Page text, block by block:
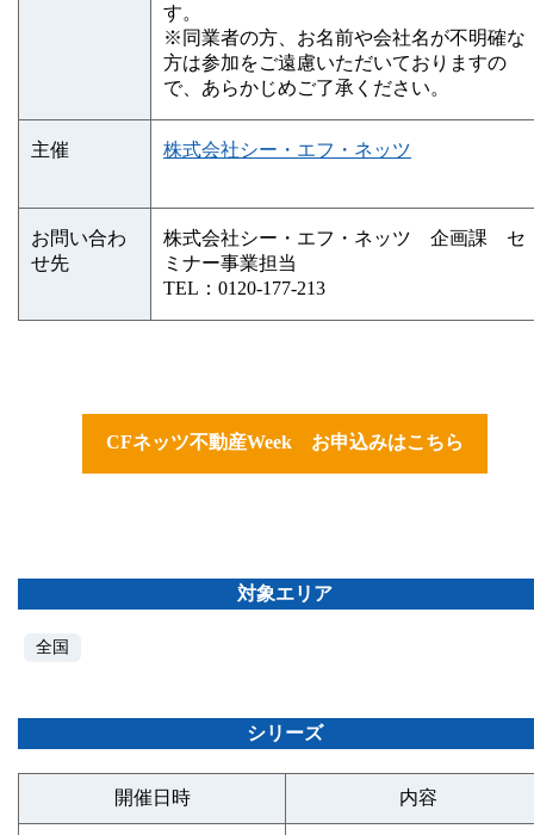
す。
※同業者の方、お名前や会社名が不明確な
方は参加をご遠慮いただいておりますの
で、あらかじめご了承ください。
主催 株式会社シー・エフ・ネッツ
お問い合わ
せ先
株式会社シー・エフ・ネッツ 企画課 セ
ミナー事業担当
TEL：0120-177-213
CFネッツ不動産Week お申込みはこちら
対象エリア
全国
シリーズ
開催日時 内容